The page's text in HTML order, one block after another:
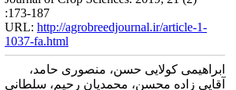
:173-187
URL: http://agrobreedjournal.ir/article-1-
1037-fa.html
ابراهیمی کولایی حسن، منصوری حامد،
آقایی زاده محسن، محمدیان رحیم، سلطانی